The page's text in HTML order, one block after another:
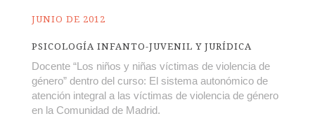
JUNIO DE 2012
PSICOLOGÍA INFANTO-JUVENIL Y JURÍDICA
Docente “Los niños y niñas víctimas de violencia de
género” dentro del curso: El sistema autonómico de
atención integral a las víctimas de violencia de género
en la Comunidad de Madrid.